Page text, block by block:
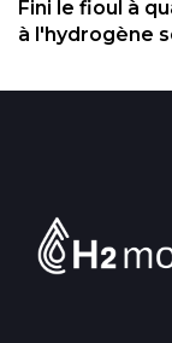
Fini le fioul à
à l'hydrogène